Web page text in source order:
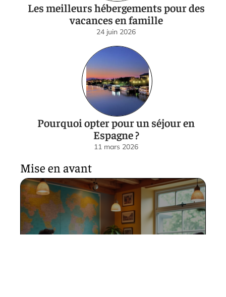
Les meilleurs hébergements pour des
vacances en famille
24 juin 2026
Pourquoi opter pour un séjour en
Espagne ?
11 mars 2026
Mise en avant
Droits d’accès: qui peut